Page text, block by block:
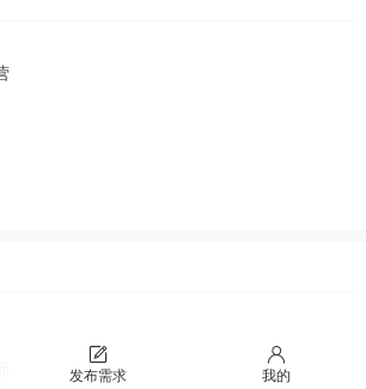
发布需求 我的